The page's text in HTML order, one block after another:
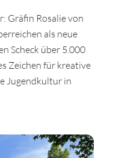
Gräfin Rosalie von
als neue
Scheck über 5.000
Zeichen für kreative
Jugendkultur in